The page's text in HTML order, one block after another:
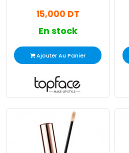
15,000 DT
En stock
Ajouter Au Panier